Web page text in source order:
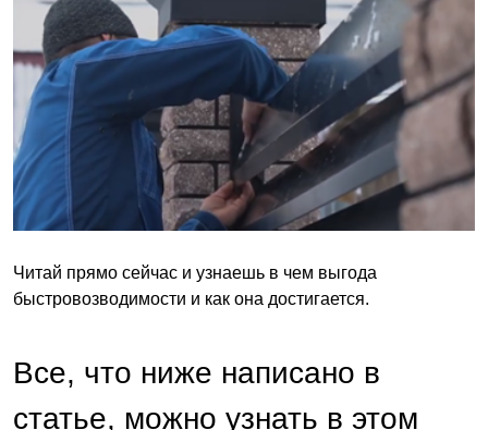
Читай прямо сейчас и узнаешь в чем выгода
быстровозводимости и как она достигается.
Все, что ниже написано в
статье, можно узнать в этом